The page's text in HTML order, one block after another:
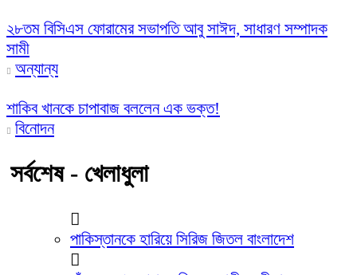
২৮তম বিসিএস ফোরামের সভাপতি আবু সাঈদ, সাধারণ সম্পাদক
সামী
অন্যান্য
শাকিব খানকে চাপাবাজ বললেন এক ভক্ত!
বিনোদন
সর্বশেষ - খেলাধুলা
পাকিস্তানকে হারিয়ে সিরিজ জিতল বাংলাদেশ